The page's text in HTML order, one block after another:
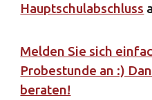
Hauptschulabschluss
Melden Sie sich
Probestunde an :)
beraten!